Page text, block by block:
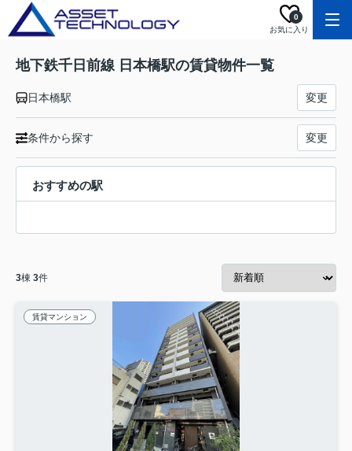
お気に入り
0
地下鉄千日前線 日本橋駅の賃貸物件一覧
日本橋駅 変更
条件から探す 変更
おすすめの駅
3棟 3件
賃貸マンション